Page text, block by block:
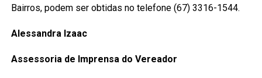
Bairros, podem ser obtidas no telefone (67) 3316-1544.
Alessandra Izaac
Assessoria de Imprensa do Vereador